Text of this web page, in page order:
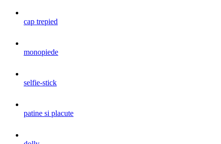
cap trepied
monopiede
selfie-stick
patine si placute